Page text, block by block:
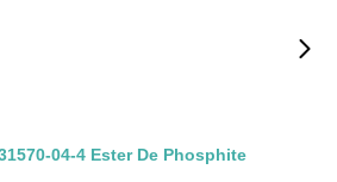
04-4 Ester De Phosphite